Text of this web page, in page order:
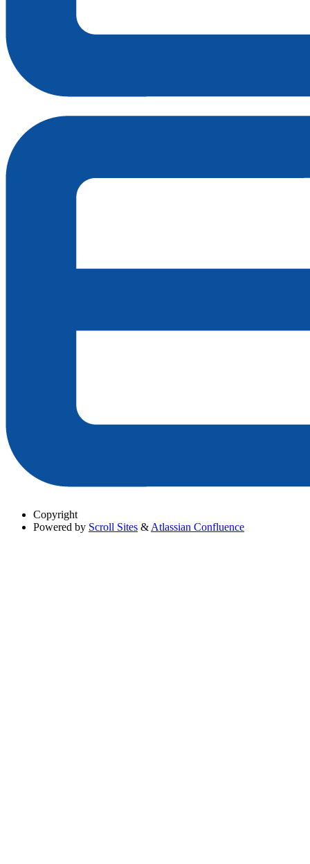
Copyright
Powered by Scroll Sites & Atlassian Confluence